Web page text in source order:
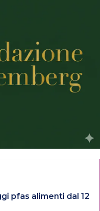
pfas alimenti dal 12